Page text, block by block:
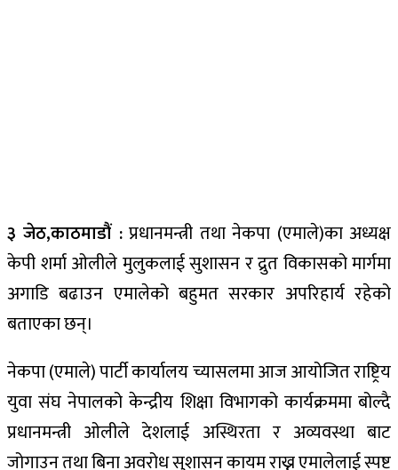
३ जेठ,काठमाडौं :प्रधानमन्त्री तथा नेकपा (एमाले)का अध्यक्ष
केपी शर्मा ओलीले मुलुकलाई सुशासन र द्रुत विकासको मार्गमा
अगाडि बढाउन एमालेको बहुमत सरकार अपरिहार्य रहेको
बताएका छन्।
नेकपा (एमाले) पार्टी कार्यालय च्यासलमा आज आयोजित राष्ट्रिय
युवा संघ नेपालको केन्द्रीय शिक्षा विभागको कार्यक्रममा बोल्दै
प्रधानमन्त्री ओलीले देशलाई अस्थिरता र अव्यवस्था बाट
जोगाउन तथा बिना अवरोध सुशासन कायम राख्न एमालेलाई स्पष्ट